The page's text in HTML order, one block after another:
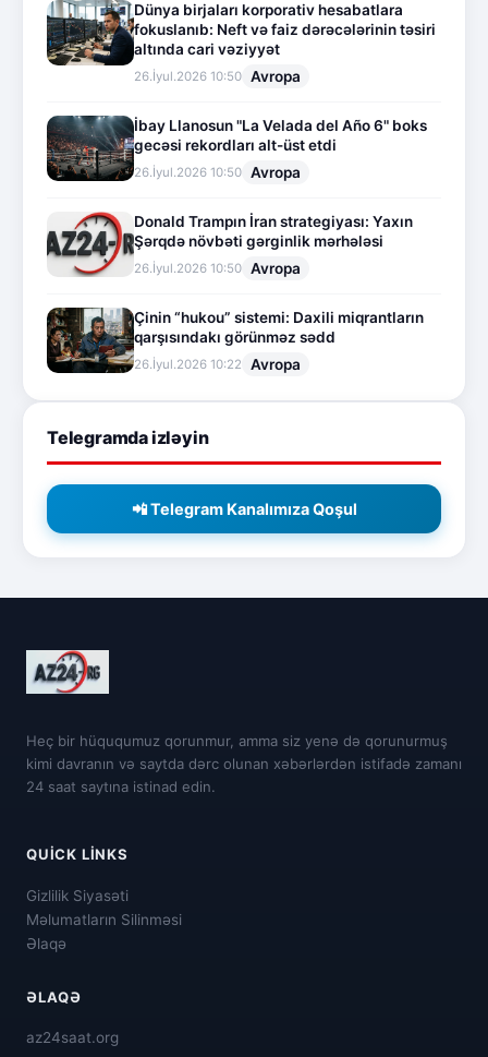
Dünya birjaları korporativ hesabatlara
fokuslanıb: Neft və faiz dərəcələrinin təsiri
altında cari vəziyyət
26.İyul.2026 10:50 Avropa
İbay Llanosun "La Velada del Año 6" boks
gecəsi rekordları alt-üst etdi
26.İyul.2026 10:50 Avropa
Donald Trampın İran strategiyası: Yaxın
Şərqdə növbəti gərginlik mərhələsi
26.İyul.2026 10:50 Avropa
Çinin “hukou” sistemi: Daxili miqrantların
qarşısındakı görünməz sədd
26.İyul.2026 10:22 Avropa
Telegramda izləyin
📲 Telegram Kanalımıza Qoşul
Heç bir hüququmuz qorunmur, amma siz yenə də qorunurmuş
kimi davranın və saytda dərc olunan xəbərlərdən istifadə zamanı
24 saat saytına istinad edin.
QUICK LINKS
Gizlilik Siyasəti
Məlumatların Silinməsi
Əlaqə
ƏLAQƏ
az24saat.org